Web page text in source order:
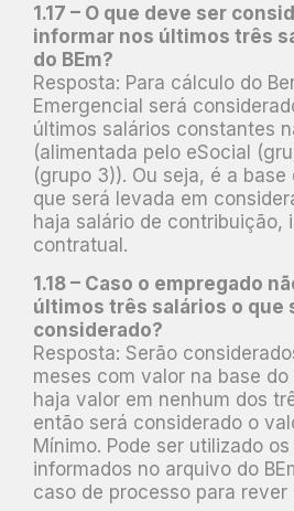
1.17 – O que deve ser
informar nos últimos três
do BEm?
Resposta: Para cálculo do
Emergencial será
últimos salários constantes
(alimentada pelo eSocial
(grupo 3)). Ou seja, é a base
que será levada em
haja salário de contribuição,
contratual.
1.18 – Caso o empregado
últimos três salários o que
considerado?
Resposta: Serão
meses com valor na base do
haja valor em nenhum dos
então será considerado o
Mínimo. Pode ser utilizado
informados no arquivo do
caso de processo para rever